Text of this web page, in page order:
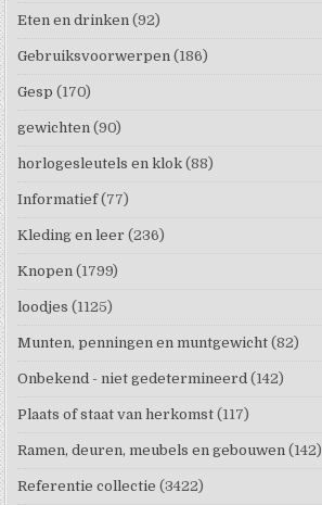
Eten en drinken (92)
Gebruiksvoorwerpen (186)
Gesp (170)
gewichten (90)
horlogesleutels en klok (88)
Informatief (77)
Kleding en leer (236)
Knopen (1799)
loodjes (1125)
Munten, penningen en muntgewicht (82)
Onbekend - niet gedetermineerd (142)
Plaats of staat van herkomst (117)
Ramen, deuren, meubels en gebouwen (142)
Referentie collectie (3422)